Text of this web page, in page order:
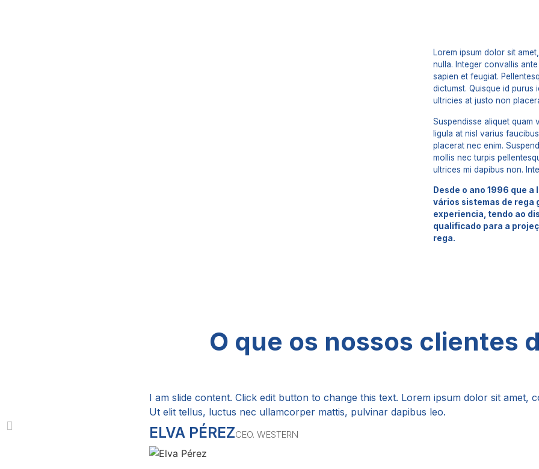
Lorem ipsum dolor sit
nulla. Integer convallis
sapien et feugiat.
dictumst. Quisque id purus
ultricies at justo non
Suspendisse aliquet quam
ligula at nisl varius
placerat nec enim.
mollis nec turpis
ultrices mi dapibus non.
Desde o ano 1996 que a
vários sistemas de rega
experiencia, tendo ao
qualificado para a
rega.
O que os nossos clientes
I am slide content. Click edit button to change this text. Lorem ipsum dolor sit amet,
Ut elit tellus, luctus nec ullamcorper mattis, pulvinar dapibus leo.
ELVA PÉREZCEO. WESTERN